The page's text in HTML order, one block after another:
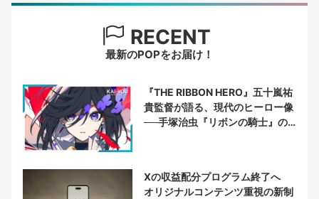
RECENT
最新のPOPをお届け！
『THE RIBBON HERO』五十嵐祐
貴監督が語る、現代のヒーロー像
──手塚治虫『リボンの騎士』の
Xの収益配分プログラム終了へ
オリジナルコンテンツ重視の新制